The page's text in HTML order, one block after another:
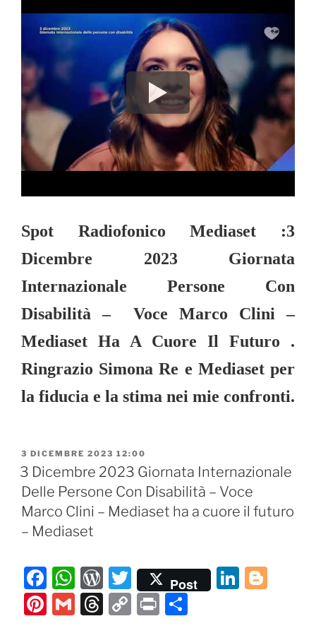
Spot Radiofonico Mediaset :3
Dicembre 2023 Giornata
Internazionale Persone Con
Disabilità – Voce Marco Clini –
Mediaset Ha A Cuore Il Futuro .
Ringrazio Simona Re e Mediaset per
la fiducia e la stima nei mie confronti.
PUBBLICATO
IL
3 DICEMBRE 2023 12:00
3 Dicembre 2023 Giornata Internazionale
Delle Persone Con Disabilità – Voce
Marco Clini – Mediaset ha a cuore il futuro
– Mediaset
F
a
c
W
h
at
W
or
d
T
w
itt
Post
Li
Pi G
T
C
P